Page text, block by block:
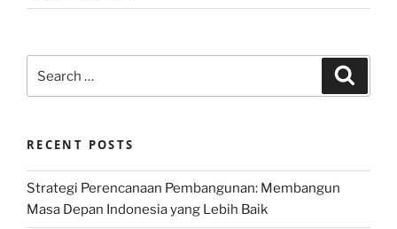
for:
RECENT POSTS
Strategi Perencanaan Pembangunan: Membangun
Masa Depan Indonesia yang Lebih Baik